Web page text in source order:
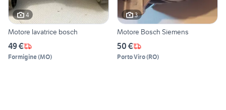
4
Motore lavatrice bosch
49 €
Formigine(MO)
3
Motore Bosch Siemens
50 €
Porto Viro(RO)